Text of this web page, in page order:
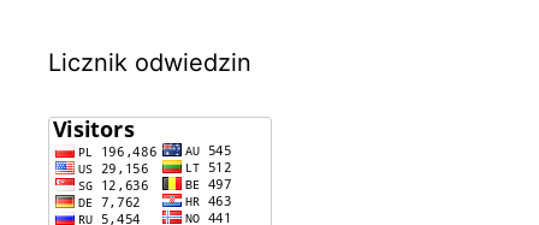
Licznik odwiedzin